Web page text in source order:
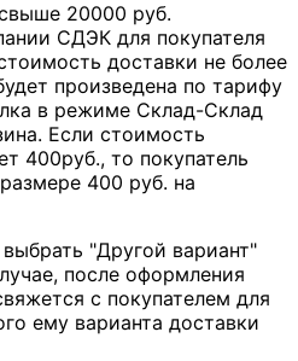
20000 руб.
СДЭК для покупателя
доставки не более
произведена по тарифу
в режиме Склад-Склад
Если стоимость
400руб., то покупатель
400 руб. на
"Другой вариант"
после оформления
с покупателем для
ему варианта доставки